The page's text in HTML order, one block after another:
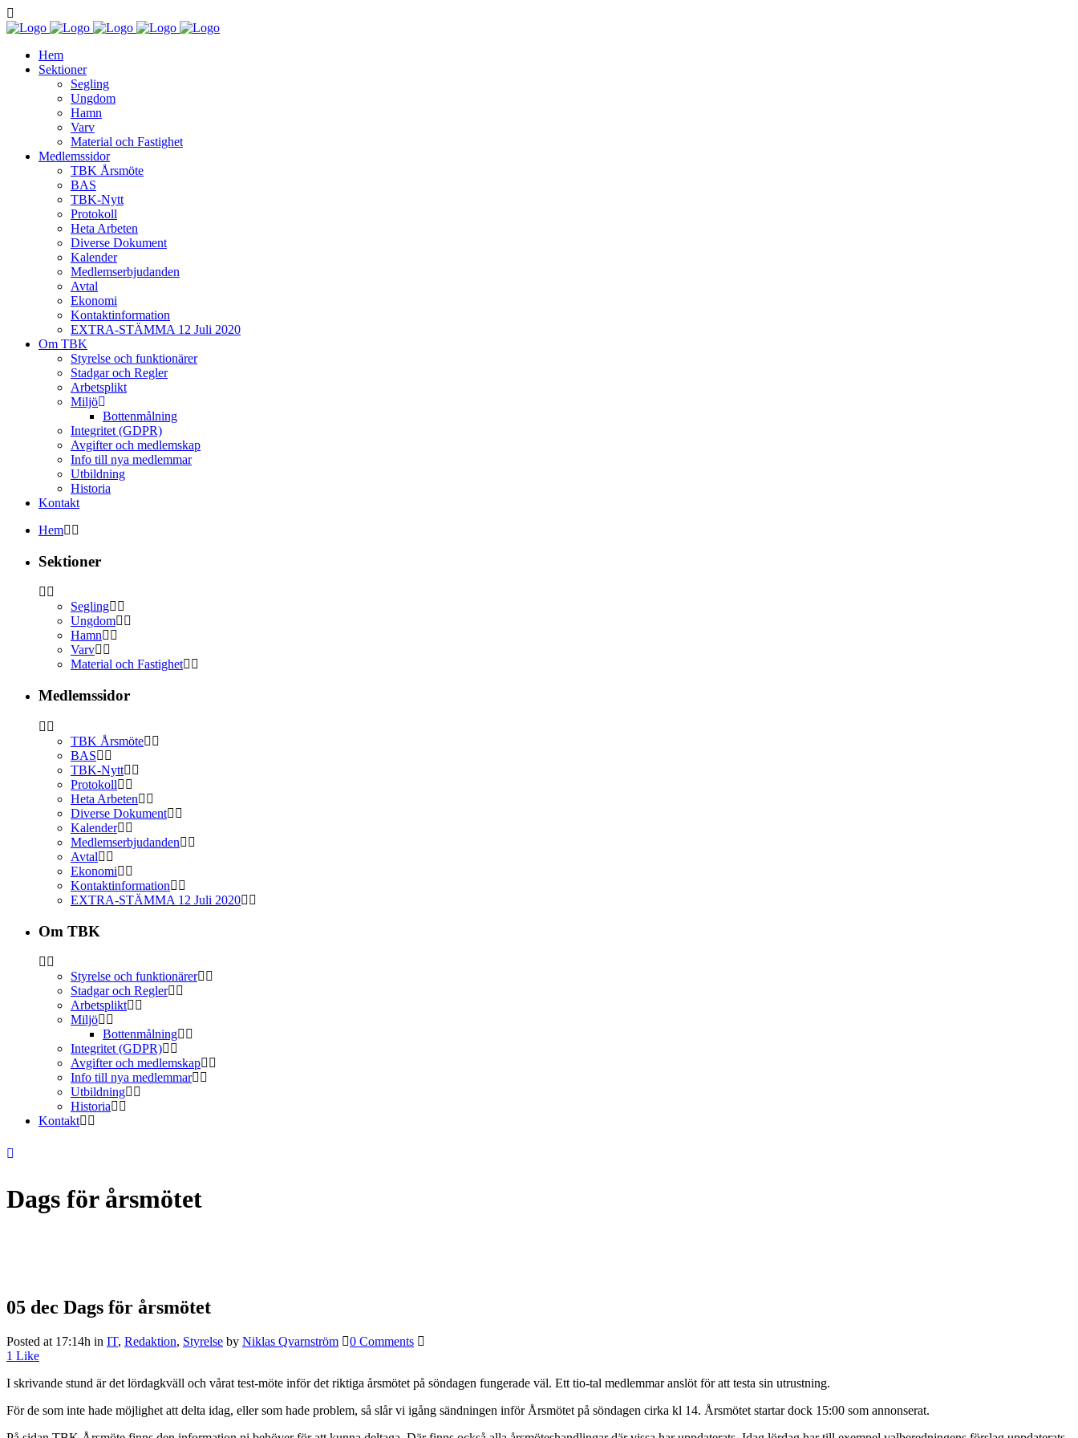
Hem
Sektioner
Segling
Ungdom
Hamn
Varv
Material och Fastighet
Medlemssidor
TBK Årsmöte
BAS
TBK-Nytt
Protokoll
Heta Arbeten
Diverse Dokument
Kalender
Medlemserbjudanden
Avtal
Ekonomi
Kontaktinformation
EXTRA-STÄMMA 12 Juli 2020
Om TBK
Styrelse och funktionärer
Stadgar och Regler
Arbetsplikt
Miljö
Bottenmålning
Integritet (GDPR)
Avgifter och medlemskap
Info till nya medlemmar
Utbildning
Historia
Kontakt
Hem
Sektioner
Segling
Ungdom
Hamn
Varv
Material och Fastighet
Medlemssidor
TBK Årsmöte
BAS
TBK-Nytt
Protokoll
Heta Arbeten
Diverse Dokument
Kalender
Medlemserbjudanden
Avtal
Ekonomi
Kontaktinformation
EXTRA-STÄMMA 12 Juli 2020
Om TBK
Styrelse och funktionärer
Stadgar och Regler
Arbetsplikt
Miljö
Bottenmålning
Integritet (GDPR)
Avgifter och medlemskap
Info till nya medlemmar
Utbildning
Historia
Kontakt
Dags för årsmötet
05 dec Dags för årsmötet
Posted at 17:14h in IT, Redaktion, Styrelse by Niklas Qvarnström
0 Comments
1 Like
I skrivande stund är det lördagkväll och vårat test-möte inför det riktiga årsmötet på söndagen fungerade väl. Ett tio-tal medlemmar anslöt för att testa sin utrustning.
För de som inte hade möjlighet att delta idag, eller som hade problem, så slår vi igång sändningen inför Årsmötet på söndagen cirka kl 14. Årsmötet startar dock 15:00 som annonserat.